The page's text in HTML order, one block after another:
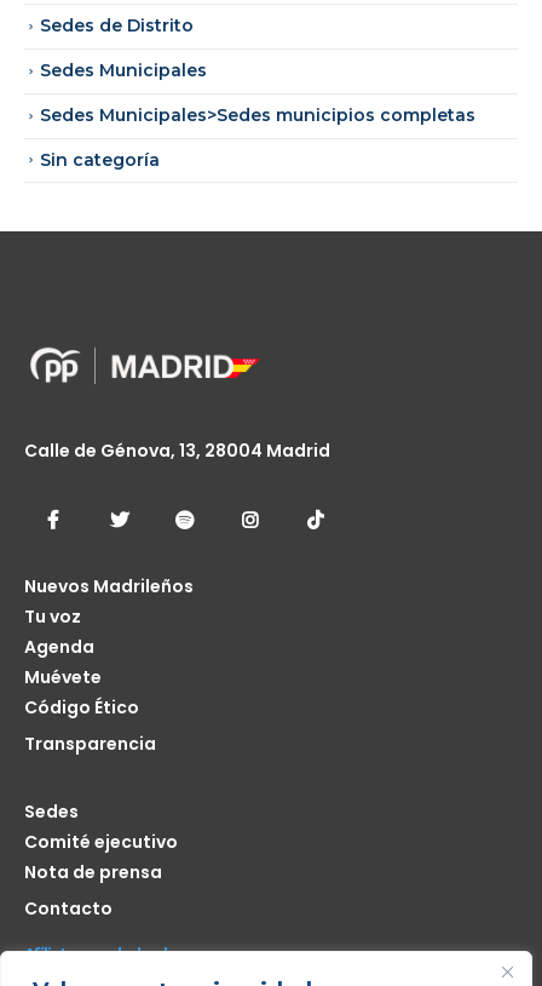
Sedes de Distrito
Sedes Municipales
Sedes Municipales>Sedes municipios completas
Sin categoría
Calle de Génova, 13, 28004 Madrid
Nuevos Madrileños
Tu voz
Agenda
Muévete
Código Ético
Transparencia
Sedes
Comité ejecutivo
Nota de prensa
Contacto
Afíliate seas de donde seas